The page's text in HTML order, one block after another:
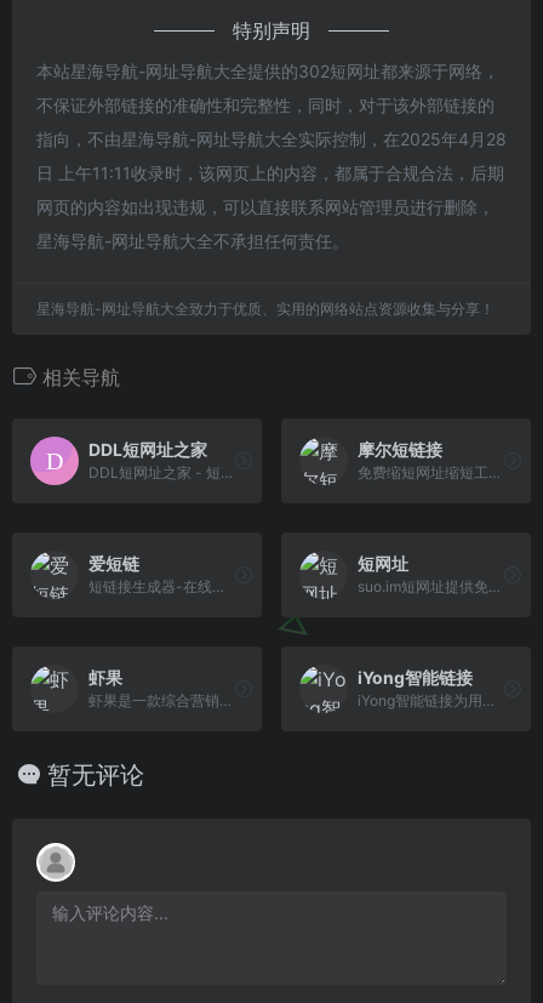
特别声明
本站星海导航-网址导航大全提供的302短网址都来源于网络，
不保证外部链接的准确性和完整性，同时，对于该外部链接的
指向，不由星海导航-网址导航大全实际控制，在2025年4月28
日 上午11:11收录时，该网页上的内容，都属于合规合法，后期
网页的内容如出现违规，可以直接联系网站管理员进行删除，
星海导航-网址导航大全不承担任何责任。
星海导航-网址导航大全致力于优质、实用的网络站点资源收集与分享！
相关导航
DDL短网址之家
DDL短网址之家 - 短网址服务平台：极简短链在线生成
摩尔短链接
免费缩短网址缩短工具，提供安全的网址缩短、短网址生成服务及稳定的短网址API接口；同时提供企业微信群活码服务以及链接一键跳转公众号、小程序、企业微信。
爱短链
短链接生成器-在线生成短网址链接[爱短链]
短网址
suo.im短网址提供免费短链接生成，缩短网址url转换服务，是免费短网址在线生成器工具；网址缩短后的短链接，跳转快、稳定可靠，微信微博防红防屏蔽,用于淘宝客、社群推广、短信营销!
虾果
虾果是一款综合营销工具，主要包括短链,活码系统,微信外链,小程序转链接,抖音私信卡片等功能；提供专业的社群营销及个人号营销解决方案,智能高效的活码工具,解决扫码次数有限的痛点问题,高效引流,满足企业社群运营及管理需求。
iYong智能链接
iYong智能链接为用户提供免费使用的动态短网址、活码、小程序二维码、动态内容绑定工具，助力您的内容营销更智能。
暂无评论